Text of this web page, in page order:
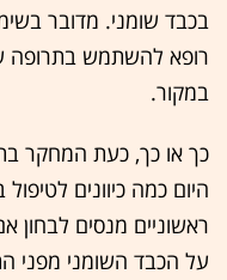
רופא להשתמש
במקור.
כך או כך, כעת המחקר
היום כמה כיוונים
ראשוניים מנסים לבחון
על הכבד השומני מפני